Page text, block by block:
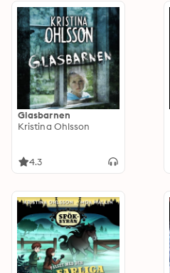
Glasbarnen
Kristina Ohlsson
4.3